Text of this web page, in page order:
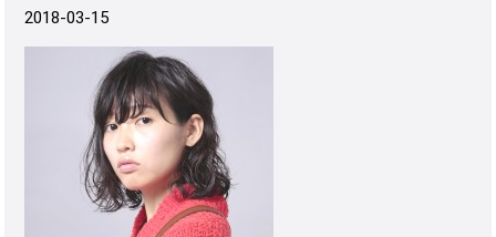
2018-03-15